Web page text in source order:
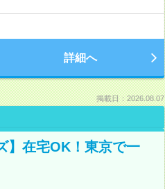
詳細へ
掲載日：2026.08.07
】在宅OK！東京で一